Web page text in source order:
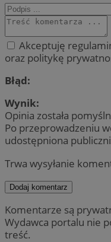
Akceptuję
oraz politykę
Błąd:
Wynik:
Opinia została
Po przeprowadzeniu
udostępniona
Trwa wysyłanie
Dodaj komentarz
Komentarze są
Wydawca portalu nie
treść.